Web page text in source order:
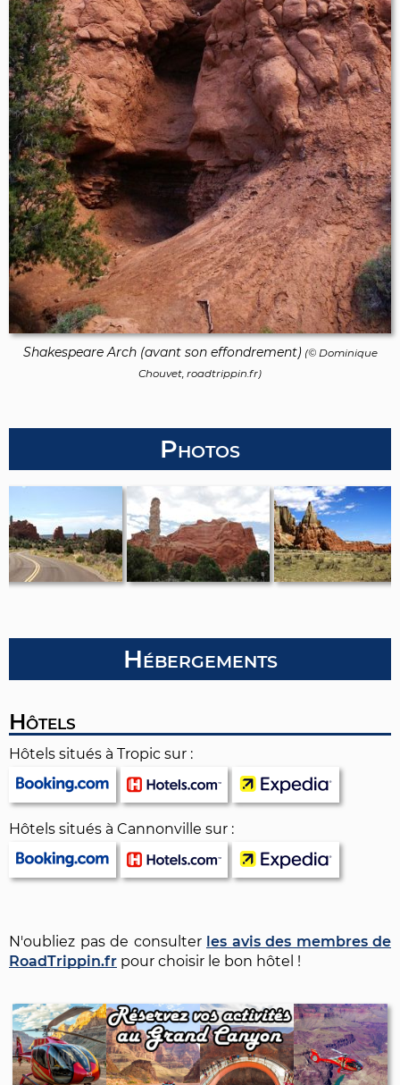
Shakespeare Arch (avant son effondrement)(© Dominique
Chouvet , roadtrippin.fr)
Photos
Hébergements
Hôtels
Hôtels situés à Tropic sur :
Hôtels situés à Cannonville sur :
N'oubliez pas de consulter les avis des membres de
RoadTrippin.fr pour choisir le bon hôtel !